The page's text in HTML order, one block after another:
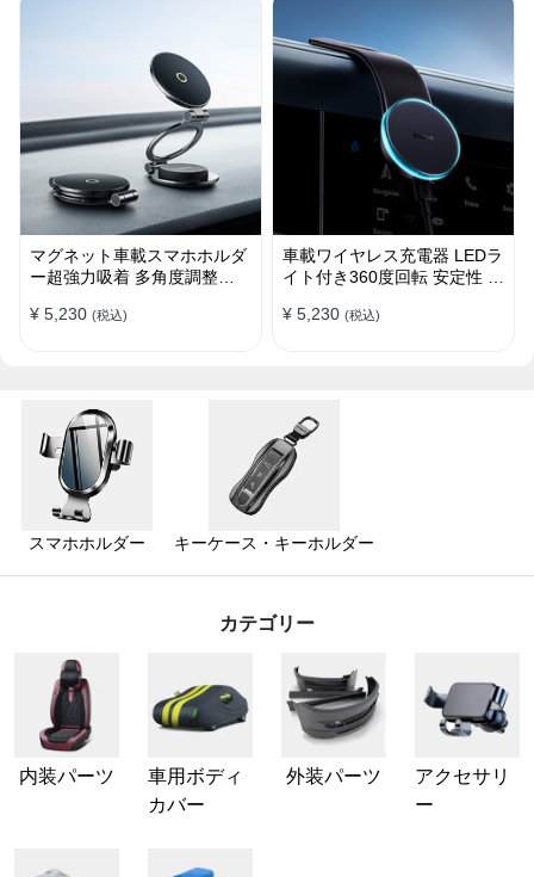
マグネット車載スマホホルダ
ー超強力吸着 多角度調整
ー 折りたたみ式 片手操作 安
¥ 5,230 (税込)
車載ワイヤレス充電器 LEDラ
イト付き360度回転 安定性 粘
し口式兼用 片手操作 置くだ
¥ 5,230 (税込)
スマホホルダー キーケース・キーホルダー
カテゴリー
内装パーツ
車用ボディ
カバー
外装パーツ
アクセサリ
ー